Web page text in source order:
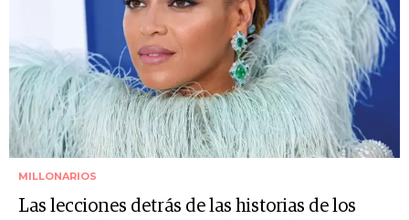
MILLONARIOS
Las lecciones detrás de las historias de los